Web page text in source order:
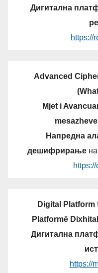
Дигитална
https://
Advanced
Mjet i
Напредна
дешифрирањена
Digital
Platformë
Дигитална
https://